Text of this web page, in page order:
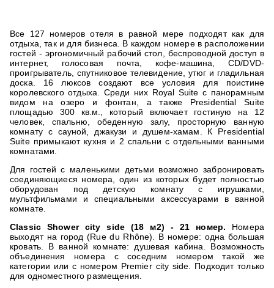
Все 127 номеров отеля в равной мере подходят как для
отдыха, так и для бизнеса. В каждом номере в расположении
гостей - эргономичный рабочий стол, беспроводной доступ в
интернет, голосовая почта, кофе-машина, CD/DVD-
проигрыватель, спутниковое телевидение, утюг и гладильная
доска. 16 люксов создают все условия для поистине
королевского отдыха. Среди них Royal Suite с панорамным
видом на озеро и фонтан, а также Presidential Suite
площадью 300 кв.м., который включает гостиную на 12
человек, спальню, обеденную залу, просторную ванную
комнату с сауной, джакузи и душем-хамам. К Presidential
Suite примыкают кухня и 2 спальни с отдельными ванными
комнатами.
Для гостей с маленькими детьми возможно забронировать
соединяющиеся номера, один из которых будет полностью
оборудован под детскую комнату с игрушками,
мультфильмами и специальными аксессуарами в ванной
комнате.
Сlassic Shower city side (18 м2) - 21 номер. Номера
выходят на город (Rue du Rhône). В номере: одна большая
кровать. В ванной комнате: душевая кабина. Возможность
объединения номера с соседним номером такой же
категории или с номером Premier city side. Подходит только
для одноместного размещения.